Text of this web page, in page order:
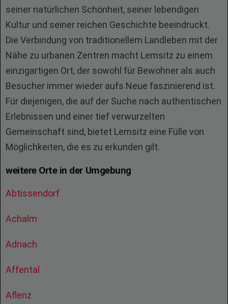
seiner natürlichen Schönheit, seiner lebendigen
Kultur und seiner reichen Geschichte beeindruckt.
Die Verbindung von traditionellem Landleben mit der
Nähe zu urbanen Zentren macht Lemsitz zu einem
einzigartigen Ort, der sowohl für Bewohner als auch
Besucher immer wieder aufs Neue faszinierend ist.
Für diejenigen, die auf der Suche nach authentischen
Erlebnissen und einer tief verwurzelten
Gemeinschaft sind, bietet Lemsitz eine Fülle von
Möglichkeiten, die es zu erkunden gilt.
weitere Orte in der Umgebung
Abtissendorf
Achalm
Adriach
Affental
Aflenz